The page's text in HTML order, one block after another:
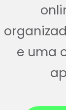
e uma